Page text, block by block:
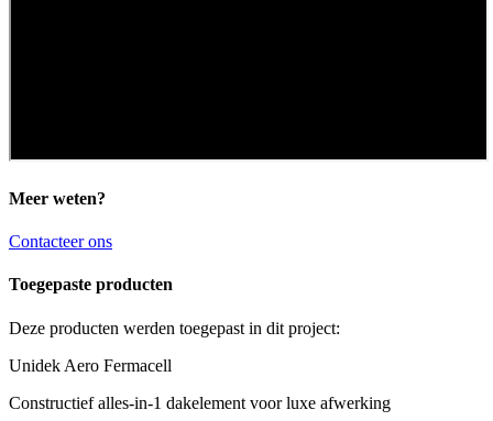
Meer weten?
Contacteer ons
Toegepaste producten
Deze producten werden toegepast in dit project:
Unidek Aero Fermacell
Constructief alles-in-1 dakelement voor luxe afwerking